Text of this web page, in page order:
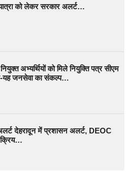
को लेकर सरकार अलर्ट…
अभ्यर्थियों को मिले नियुक्ति पत्र सीएम
यह जनसेवा का संकल्प…
देहरादून में प्रशासन अलर्ट, DEOC